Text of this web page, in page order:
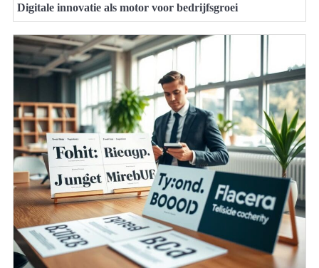
Digitale innovatie als motor voor bedrijfsgroei